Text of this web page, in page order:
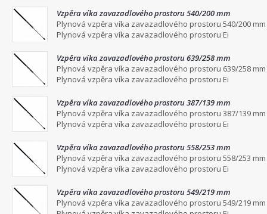
Vzpěra víka zavazadlového prostoru 540/200 mm
Plynová vzpěra víka zavazadlového prostoru 540/200 mm
Plynová vzpěra víka zavazadlového prostoru Ei
Vzpěra víka zavazadlového prostoru 639/258 mm
Plynová vzpěra víka zavazadlového prostoru 639/258 mm
Plynová vzpěra víka zavazadlového prostoru Ei
Vzpěra víka zavazadlového prostoru 387/139 mm
Plynová vzpěra víka zavazadlového prostoru 387/139 mm
Plynová vzpěra víka zavazadlového prostoru Ei
Vzpěra víka zavazadlového prostoru 558/253 mm
Plynová vzpěra víka zavazadlového prostoru 558/253 mm
Plynová vzpěra víka zavazadlového prostoru Ei
Vzpěra víka zavazadlového prostoru 549/219 mm
Plynová vzpěra víka zavazadlového prostoru 549/219 mm